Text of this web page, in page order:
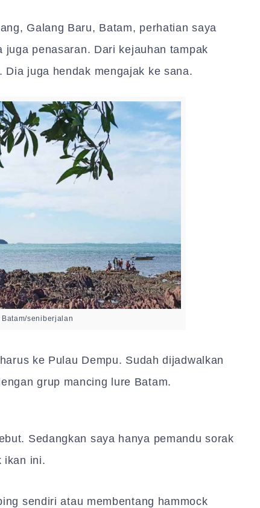
Galang Baru, Batam, perhatian saya
penasaran. Dari kejauhan tampak
juga hendak mengajak ke sana.
seniberjalan
ke Pulau Dempu. Sudah dijadwalkan
grup mancing lure Batam.
Sedangkan saya hanya pemandu sorak
ikan ini.
sendiri atau membentang hammock